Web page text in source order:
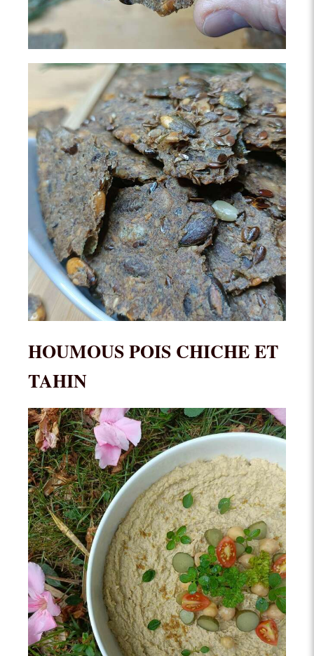
HOUMOUS POIS CHICHE ET
TAHIN